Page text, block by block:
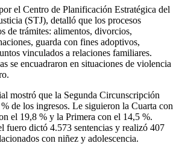
el Centro de Planificación Estratégica del
(STJ), detalló que los procesos
de trámites: alimentos, divorcios,
guarda con fines adoptivos,
vinculados a relaciones familiares.
se encuadraron en situaciones de violencia
mostró que la Segunda Circunscripción
de los ingresos. Le siguieron la Cuarta con
el 19,8 % y la Primera con el 14,5 %.
fuero dictó 4.573 sentencias y realizó 407
con niñez y adolescencia.